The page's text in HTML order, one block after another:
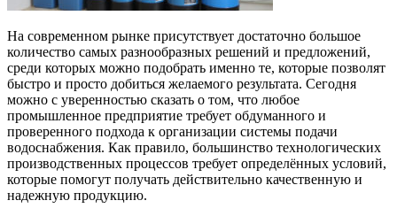
На современном рынке присутствует достаточно большое
количество самых разнообразных решений и предложений,
среди которых можно подобрать именно те, которые позволят
быстро и просто добиться желаемого результата. Сегодня
можно с уверенностью сказать о том, что любое
промышленное предприятие требует обдуманного и
проверенного подхода к организации системы подачи
водоснабжения. Как правило, большинство технологических
производственных процессов требует определённых условий,
которые помогут получать действительно качественную и
надежную продукцию.